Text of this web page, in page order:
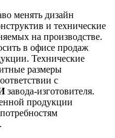
менять дизайн
и технические
на производстве.
в офисе продаж
Технические
размеры
с
завода-изготовителя.
продукции